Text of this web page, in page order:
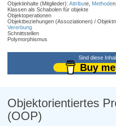
Objektinhalte (Mitglieder): Attribute, Methode
Klassen als Schabolen für objekte
Objektoperationen
Objektbeziehungen (Assoziationen) /
Vererbung
Schnittstellen
Polymorphismus
Sind diese
Buy
Objektorientiertes
(OOP)